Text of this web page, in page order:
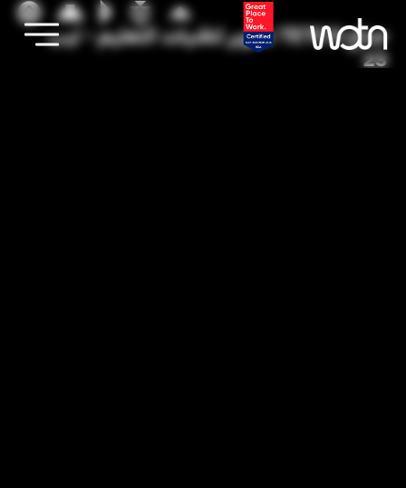
جناح TETCO تطوير لتقنيات التعليم - ليب
23